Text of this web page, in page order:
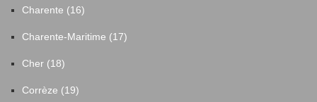
Charente (16)
Charente-Maritime (17)
Cher (18)
Corrèze (19)